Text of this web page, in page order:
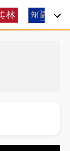
半 波動率降